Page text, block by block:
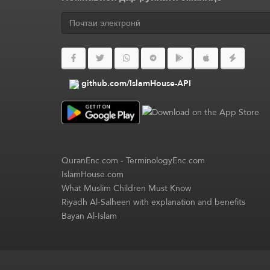
github.com/IslamHouse-API
QuranEnc.com-TerminologyEnc.com
IslamHouse.com
What Muslim Children Must Know
Riyadh Al-Salheen with explanation and benefits
Bayan Al-Islam